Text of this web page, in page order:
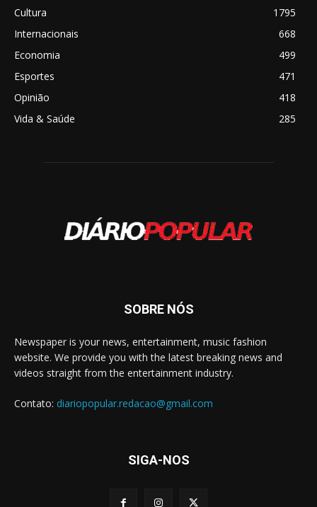
Cultura
1795
Internacionais
668
Economia
499
Esportes
471
Opinião
418
Vida & Saúde
285
SOBRE NÓS
Newspaper is your news, entertainment, music fashion
website. We provide you with the latest breaking news and
videos straight from the entertainment industry.
Contato: diariopopular.redacao@gmail.com
SIGA-NOS